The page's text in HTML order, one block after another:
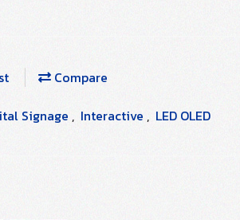
Compare
Signage , Interactive , LED OLED